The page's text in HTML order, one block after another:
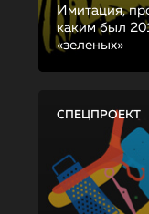
Имитация,
каким был
«зеленых»
СПЕЦПРОЕКТ